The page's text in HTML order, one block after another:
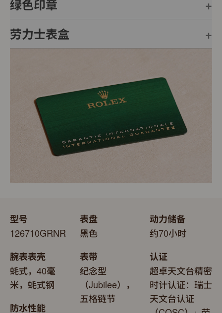
绿色印章
每只劳力士腕表均附有全球五年保用保证，并附上绿色印
劳力士表盒
送礼之用亦非常合适，接收礼物者会感到愉悦非常。
型号
126710GRNR
腕表表壳
蚝式，40毫
米，蚝式钢
防水性能
表盘
黑色
表带
纪念型
（Jubilee），
五格链节
动力储备
约70小时
认证
超卓天文台精密
时计认证：瑞士
天文台认证